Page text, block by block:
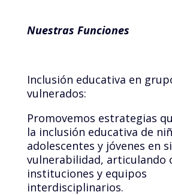
Nuestras Funciones
Inclusión educativa en
vulnerados:
Promovemos estrategias
la inclusión educativa de
adolescentes y jóvenes en
vulnerabilidad, articulando
instituciones y equipos
interdisciplinarios.